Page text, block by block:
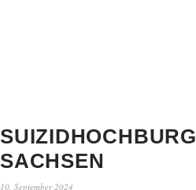
SUIZIDHOCHBURG
SACHSEN
10. September 2024